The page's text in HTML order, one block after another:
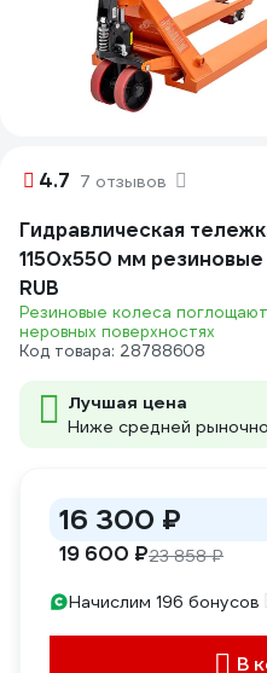
4.7 7 отзывов
Гидравлическая
1150x550 мм
RUB
Резиновые колеса
неровных поверхностях
Код товара: 28788608
Лучшая цена
Ниже средней
16 300 ₽
19 600 ₽23 858 ₽
Начислим 196 бонусов
В